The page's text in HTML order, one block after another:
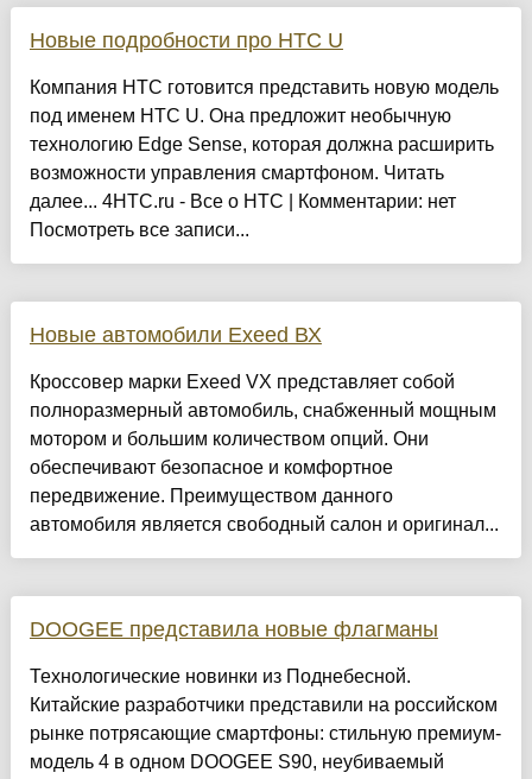
Новые подробности про HTC U
Компания HTC готовится представить новую модель
под именем HTC U. Она предложит необычную
технологию Edge Sense, которая должна расширить
возможности управления смартфоном. Читать
далее... 4HTC.ru - Все о HTC | Комментарии: нет
Посмотреть все записи...
Новые автомобили Exeed ВХ
Кроссовер марки Exeed VX представляет собой
полноразмерный автомобиль, снабженный мощным
мотором и большим количеством опций. Они
обеспечивают безопасное и комфортное
передвижение. Преимуществом данного
автомобиля является свободный салон и оригинал...
DOOGEE представила новые флагманы
Технологические новинки из Поднебесной.
Китайские разработчики представили на российском
рынке потрясающие смартфоны: стильную премиум-
модель 4 в одном DOOGEE S90, неубиваемый